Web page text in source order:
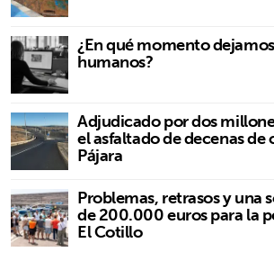
¿En qué momento
humanos?
Adjudicado por dos
el asfaltado de decenas de
Pájara
Problemas, retrasos y una
de 200.000 euros para la
El Cotillo